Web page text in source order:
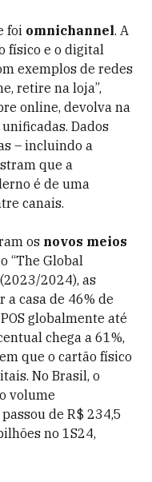
foi omnichannel. A
físico e o digital
exemplos de redes
retire na loja”,
online, devolva na
Dados
– incluindo a
que a
é de uma
canais.
os novos meios
“The Global
2024), as
casa de 46% de
globalmente até
chega a 61%,
que o cartão físico
No Brasil, o
volume
de R$ 234,5
no 1S24,